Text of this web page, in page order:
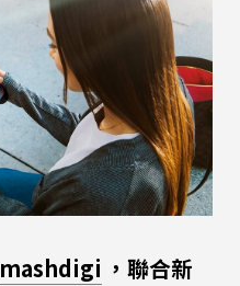
mashdigi ，聯合新